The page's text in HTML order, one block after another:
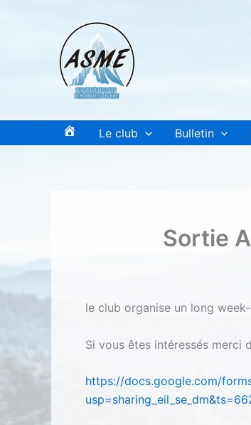
Le club Bulletin
Sortie
le club organise un long
Si vous êtes intéressés merci
https://docs.google.com/